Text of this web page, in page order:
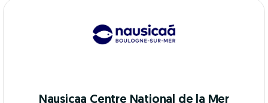
Nausicaa Centre National de la Mer